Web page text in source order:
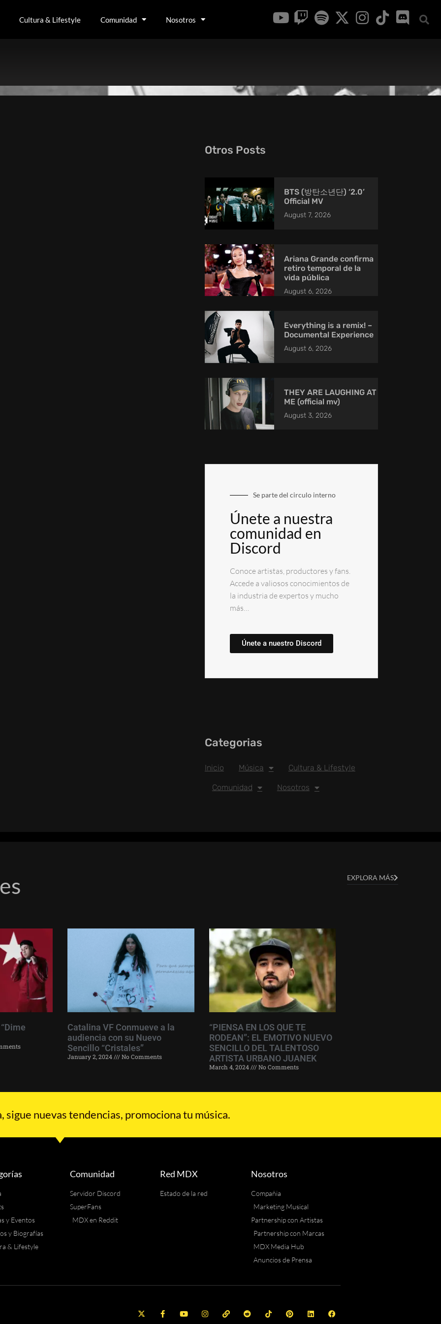
Cultura & Lifestyle Comunidad Nosotros
Otros Posts
BTS (방탄소년단) ‘2.0’
Official MV
August 7, 2026
Ariana Grande confirma
retiro temporal de la
vida pública
August 6, 2026
Everything is a remix! –
Documental Experience
August 6, 2026
THEY ARE LAUGHING AT
ME (official mv)
August 3, 2026
Se parte del circulo interno
Únete a nuestra
comunidad en
Discord
Conoce artistas, productores y fans.
Accede a valiosos conocimientos de
la industria de expertos y mucho
más…
Únete a nuestro Discord
Categorias
Inicio Música Cultura & Lifestyle
Comunidad Nosotros
EXPLORA MÁS
Catalina VF Conmueve a la
audiencia con su Nuevo
Sencillo “Cristales”
January 2, 2024 No Comments
“PIENSA EN LOS QUE TE
RODEAN”: EL EMOTIVO NUEVO
SENCILLO DEL TALENTOSO
ARTISTA URBANO JUANEK
March 4, 2024 No Comments
sigue nuevas tendencias, promociona tu música.
y Eventos
y Biografías
& Lifestyle
Comunidad
Servidor Discord
SuperFans
MDX en Reddit
Red MDX
Estado de la red
Nosotros
Compañia
Marketing Musical
Partnership con Artistas
Partnership con Marcas
MDX Media Hub
Anuncios de Prensa